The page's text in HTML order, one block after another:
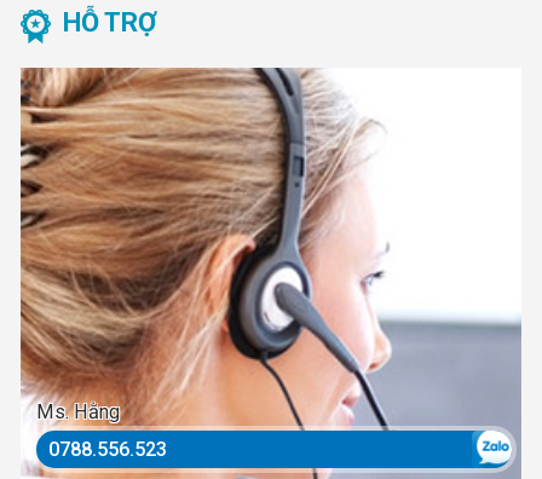
HỖ TRỢ
Ms. Hằng
0788.556.523